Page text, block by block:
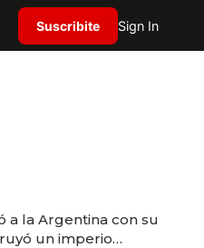
Suscribite Sign In
a la Argentina con su
un imperio